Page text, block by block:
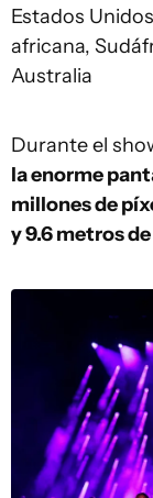
Estados
africana,
Australia
Durante el
la enorme
millones de
y 9.6 metros